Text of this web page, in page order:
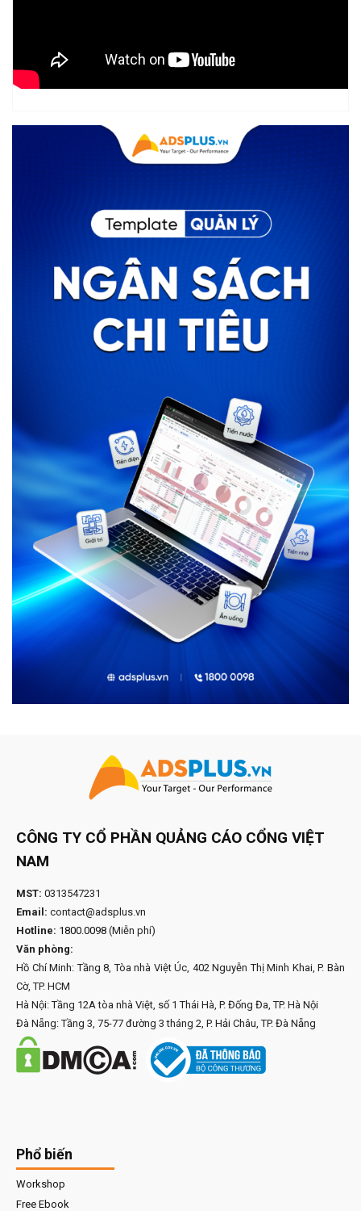
CÔNG TY CỔ PHẦN QUẢNG CÁO CỔNG VIỆT
NAM
MST: 0313547231
Email: contact@adsplus.vn
Hotline: 1800.0098 (Miễn phí)
Văn phòng:
Hồ Chí Minh: Tầng 8, Tòa nhà Việt Úc, 402 Nguyễn Thị Minh Khai, P. Bàn
Cờ, TP. HCM
Hà Nội: Tầng 12A tòa nhà Việt, số 1 Thái Hà, P. Đống Đa, TP. Hà Nội
Đà Nẵng: Tầng 3, 75-77 đường 3 tháng 2, P. Hải Châu, TP. Đà Nẵng
Phổ biến
Workshop
Free Ebook